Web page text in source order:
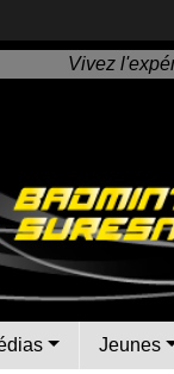
Vivez
Jeunes